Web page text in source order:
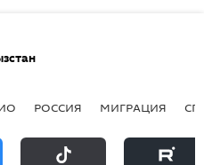
РОССИЯ МИГРАЦИЯ